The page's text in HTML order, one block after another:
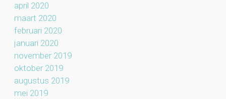
april 2020
maart 2020
februari 2020
januari 2020
november 2019
oktober 2019
augustus 2019
mei 2019